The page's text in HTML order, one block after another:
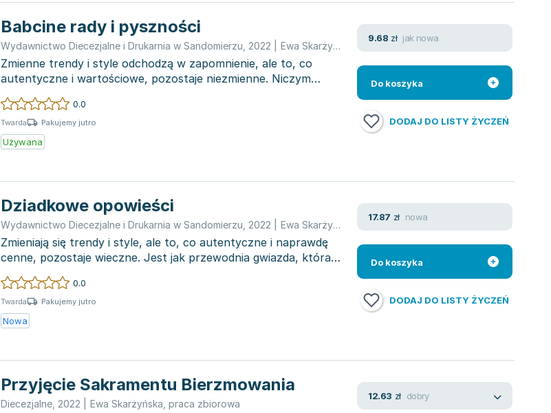
Babcine rady i pyszności
Wydawnictwo Diecezjalne i Drukarnia w Sandomierzu 2022 Ewa Skarżyńska
Zmienne trendy i style odchodzą w zapomnienie, ale to, co
autentyczne i wartościowe, pozostaje niezmienne. Niczym
gwiazda przewodn...
0.0
Twarda Pakujemy jutro
Używana
9.68 zł jak nowa
Do koszyka
DODAJ DO LISTY ŻYCZEŃ
Dziadkowe opowieści
Wydawnictwo Diecezjalne i Drukarnia w Sandomierzu 2022 Ewa Skarżyńska
Zmieniają się trendy i style, ale to, co autentyczne i naprawdę
cenne, pozostaje wieczne. Jest jak przewodnia gwiazda, która
zaost...
0.0
Twarda Pakujemy jutro
Nowa
17.87 zł nowa
Do koszyka
DODAJ DO LISTY ŻYCZEŃ
Przyjęcie Sakramentu Bierzmowania
Diecezjalne 2022 Ewa Skarżyńska praca zbiorowa
12.63 zł dobry